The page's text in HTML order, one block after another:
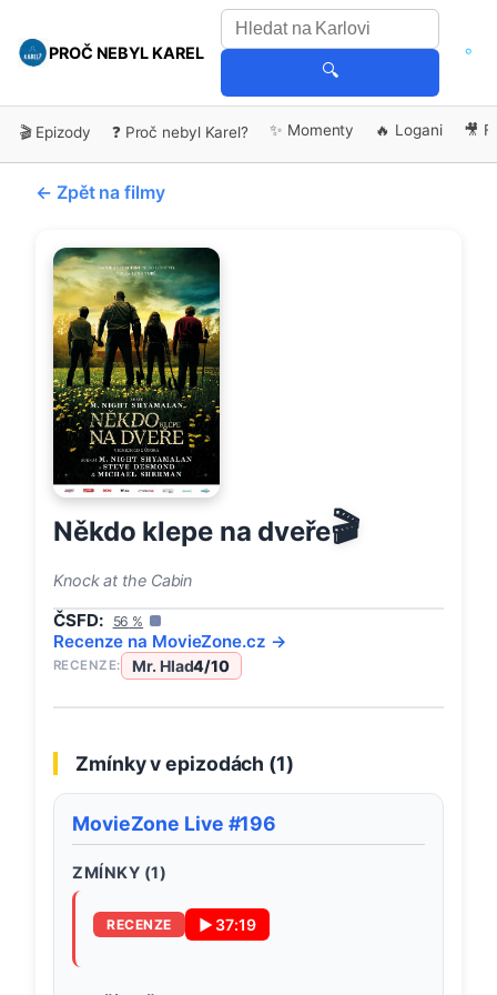
PROČ NEBYL KAREL
🔍
🎬 Epizody ❓ Proč nebyl Karel? ✨ Momenty 🔥 Logani 🎥
← Zpět na filmy
Někdo klepe na dveře🎬
Knock at the Cabin
ČSFD: 56 %
Recenze na MovieZone.cz →
RECENZE: Mr. Hlad4/10
Zmínky v epizodách (1)
MovieZone Live #196
ZMÍNKY (1)
RECENZE ▶ 37:19